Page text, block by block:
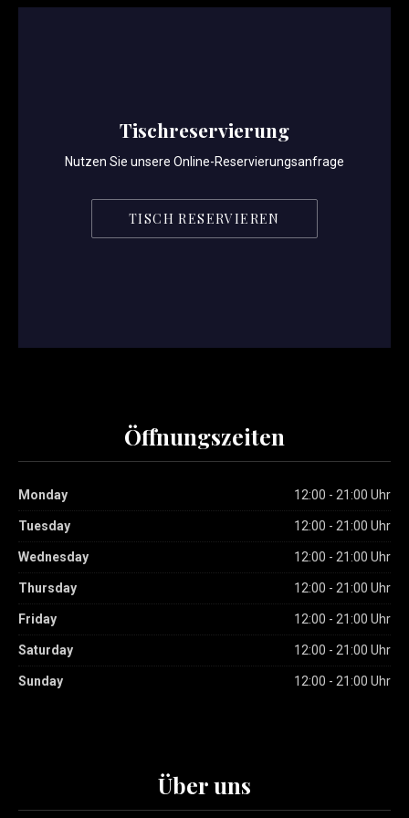
Tischreservierung
Nutzen Sie unsere Online-Reservierungsanfrage
TISCH RESERVIEREN
Öffnungszeiten
Monday 12:00 - 21:00 Uhr
Tuesday 12:00 - 21:00 Uhr
Wednesday 12:00 - 21:00 Uhr
Thursday 12:00 - 21:00 Uhr
Friday 12:00 - 21:00 Uhr
Saturday 12:00 - 21:00 Uhr
Sunday 12:00 - 21:00 Uhr
Über uns